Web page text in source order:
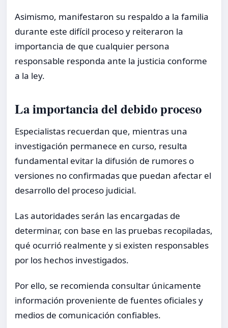
Asimismo, manifestaron su respaldo a la familia
durante este difícil proceso y reiteraron la
importancia de que cualquier persona
responsable responda ante la justicia conforme
a la ley.
La importancia del debido proceso
Especialistas recuerdan que, mientras una
investigación permanece en curso, resulta
fundamental evitar la difusión de rumores o
versiones no confirmadas que puedan afectar el
desarrollo del proceso judicial.
Las autoridades serán las encargadas de
determinar, con base en las pruebas recopiladas,
qué ocurrió realmente y si existen responsables
por los hechos investigados.
Por ello, se recomienda consultar únicamente
información proveniente de fuentes oficiales y
medios de comunicación confiables.